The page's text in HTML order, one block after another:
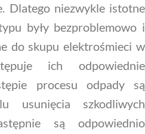
Dlatego niezwykle istotne
były bezproblemowo i
do skupu elektrośmieci w
ich odpowiednie
procesu odpady są
usunięcia szkodliwych
są odpowiednio